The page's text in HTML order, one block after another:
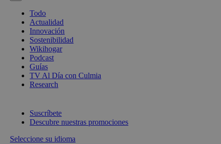
Todo
Actualidad
Innovación
Sostenibilidad
Wikihogar
Podcast
Guías
TV Al Día con Culmia
Research
Suscríbete
Descubre nuestras promociones
Seleccione su idioma